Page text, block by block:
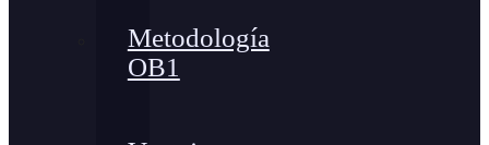
Metodología
OB1